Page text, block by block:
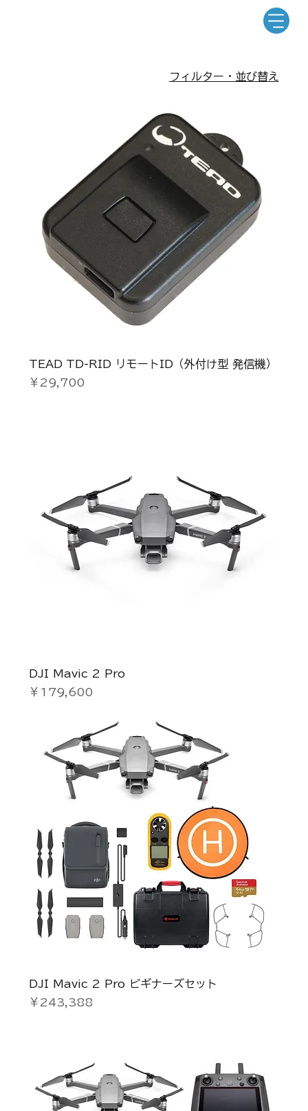
フィルター・並び替え
TEAD TD-RID リモートID（外付け型 発信機）
価格
￥29,700
DJI Mavic 2 Pro
価格
￥179,600
DJI Mavic 2 Pro ビギナーズセット
価格
￥243,388